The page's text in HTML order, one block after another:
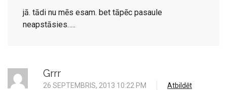
jā. tādi nu mēs esam. bet tāpēc pasaule
neapstāsies…..
Grrr
26 SEPTEMBRIS, 2013 10:22 PM Atbildēt